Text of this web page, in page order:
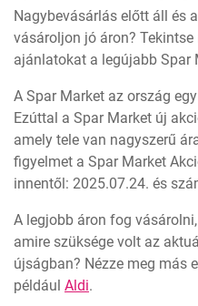
Nagybevásárlás előtt áll és
vásároljon jó áron?
ajánlatokat a legújabb Spar
A Spar Market az ország
Ezúttal a Spar Market új
amely tele van nagyszerű
figyelmet a Spar Market
innentől: 2025.07.24. és
A legjobb áron fog
amire szüksége volt az
újságban? Nézze meg más
például Aldi.